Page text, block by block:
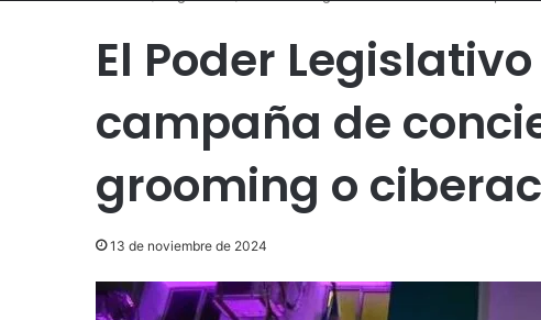
El Poder
campaña de
grooming o
13 de noviembre de 2024